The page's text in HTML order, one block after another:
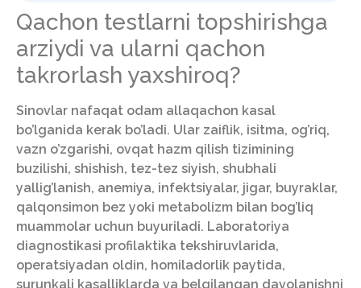
Qachon testlarni topshirishga
arziydi va ularni qachon
takrorlash yaxshiroq?
Sinovlar nafaqat odam allaqachon kasal
bo’lganida kerak bo’ladi. Ular zaiflik, isitma, og’riq,
vazn o’zgarishi, ovqat hazm qilish tizimining
buzilishi, shishish, tez-tez siyish, shubhali
yallig’lanish, anemiya, infektsiyalar, jigar, buyraklar,
qalqonsimon bez yoki metabolizm bilan bog’liq
muammolar uchun buyuriladi. Laboratoriya
diagnostikasi profilaktika tekshiruvlarida,
operatsiyadan oldin, homiladorlik paytida,
surunkali kasalliklarda va belgilangan davolanishni